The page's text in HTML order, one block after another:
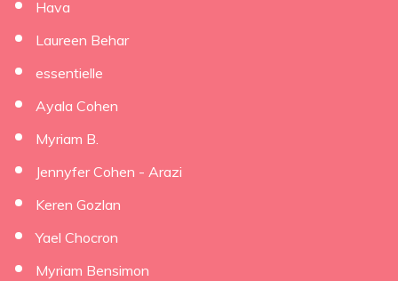
Hava
Laureen Behar
essentielle
Ayala Cohen
Myriam B.
Jennyfer Cohen - Arazi
Keren Gozlan
Yael Chocron
Myriam Bensimon